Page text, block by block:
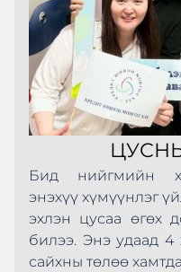
Бид нийгмийн
энэхүү хүмүүнлэг
эхлэн цусаа өгөх
билээ. Энэ удаад 4
сайхны төлөө